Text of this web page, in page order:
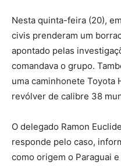
Nesta quinta-feira (20),
civis prenderam um
apontado pelas
comandava o grupo.
uma caminhonete Toyota
revólver de calibre 38
O delegado Ramon
responde pelo caso,
como origem o Paraguai